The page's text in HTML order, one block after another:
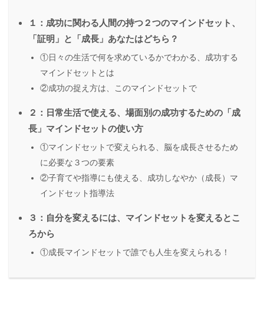
１：成功に関わる人間の持つ２つのマインドセット、
「証明」と「成長」あなたはどちら？
①日々の生活で何を求めているかでわかる、成功する
マインドセットとは
②成功の捉え方は、このマインドセットで
２：日常生活で使える、場面別の成功するための「成
長」マインドセットの使い方
①マインドセットで変えられる、脳を成長させるため
に必要な３つの要素
②子育てや指導にも使える、成功しなやか（成長）マ
インドセット指導法
３：自分を変えるには、マインドセットを変えるとこ
ろから
①成長マインドセットで誰でも人生を変えられる！